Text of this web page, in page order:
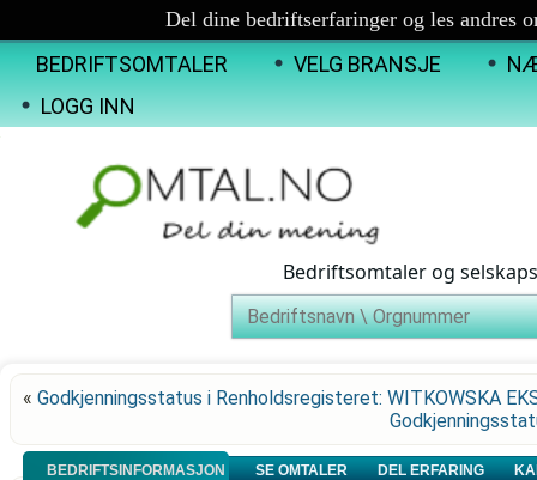
Del dine bedriftserfaringer og les andres
BEDRIFTSOMTALER VELG BRANSJE
LOGG INN
Bedriftsomtaler og
« Godkjenningsstatus i Renholdsregisteret: WITKOWSKA
BEDRIFTSINFORMASJON SE OMTALER DEL ERFARING